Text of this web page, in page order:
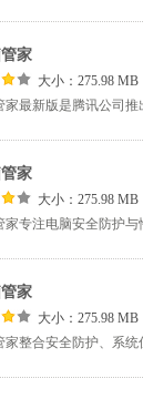
家
大小：275.98 MB
家
大小：275.98 MB
家
大小：275.98 MB